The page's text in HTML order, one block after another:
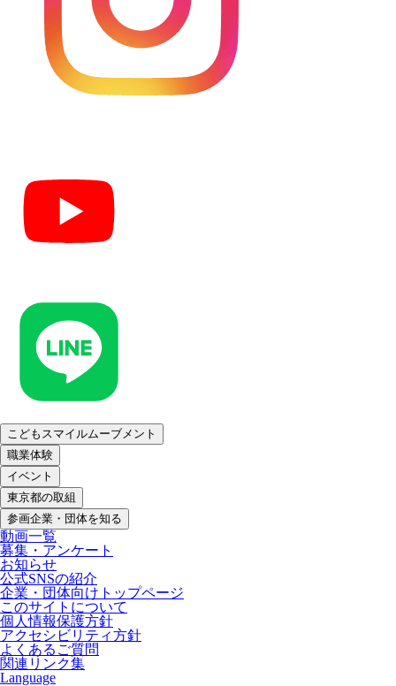
こどもスマイルムーブメント
職業体験
イベント
東京都の取組
参画企業・団体を知る
動画一覧
募集・アンケート
お知らせ
公式SNSの紹介
企業・団体向けトップページ
このサイトについて
個人情報保護方針
アクセシビリティ方針
よくあるご質問
関連リンク集
Language